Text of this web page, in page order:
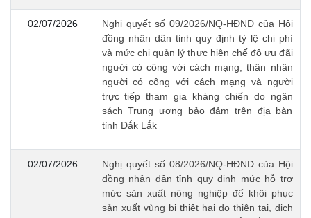
02/07/2026
Nghị quyết số 09/2026/NQ-HĐND của Hội
đồng nhân dân tỉnh quy định tỷ lệ chi phí
và mức chi quản lý thực hiện chế độ ưu đãi
người có công với cách mạng, thân nhân
người có công với cách mạng và người
trực tiếp tham gia kháng chiến do ngân
sách Trung ương bảo đảm trên địa bàn
tỉnh Đắk Lắk
02/07/2026
Nghị quyết số 08/2026/NQ-HĐND của Hội
đồng nhân dân tỉnh quy định mức hỗ trợ
mức sản xuất nông nghiệp để khôi phục
sản xuất vùng bị thiệt hại do thiên tai, dịch